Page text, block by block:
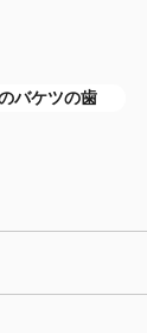
バケツの歯